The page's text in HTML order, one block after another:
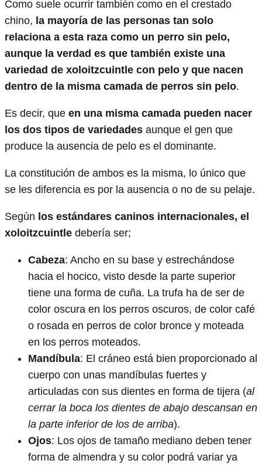
Como suele ocurrir también como en el crestado
chino, la mayoría de las personas tan solo
relaciona a esta raza como un perro sin pelo,
aunque la verdad es que también existe una
variedad de xoloitzcuintle con pelo y que nacen
dentro de la misma camada de perros sin pelo.
Es decir, que en una misma camada pueden nacer
los dos tipos de variedades aunque el gen que
produce la ausencia de pelo es el dominante.
La constitución de ambos es la misma, lo único que
se les diferencia es por la ausencia o no de su pelaje.
Según los estándares caninos internacionales, el
xoloitzcuintle debería ser;
Cabeza: Ancho en su base y estrechándose
hacia el hocico, visto desde la parte superior
tiene una forma de cuña. La trufa ha de ser de
color oscura en los perros oscuros, de color café
o rosada en perros de color bronce y moteada
en los perros moteados.
Mandíbula: El cráneo está bien proporcionado al
cuerpo con unas mandíbulas fuertes y
articuladas con sus dientes en forma de tijera (al
cerrar la boca los dientes de abajo descansan en
la parte inferior de los de arriba).
Ojos: Los ojos de tamaño mediano deben tener
forma de almendra y su color podrá variar ya